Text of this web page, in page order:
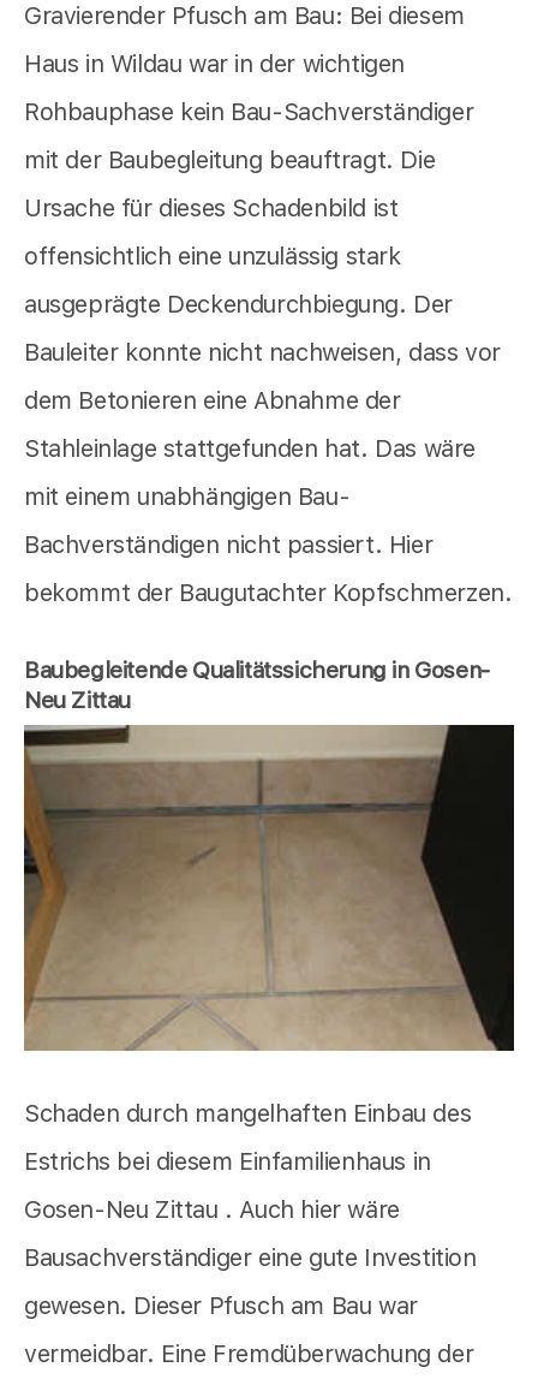
Gravierender Pfusch am Bau: Bei diesem
Haus in Wildau war in der wichtigen
Rohbauphase kein Bau-Sachverständiger
mit der Baubegleitung beauftragt. Die
Ursache für dieses Schadenbild ist
offensichtlich eine unzulässig stark
ausgeprägte Deckendurchbiegung. Der
Bauleiter konnte nicht nachweisen, dass vor
dem Betonieren eine Abnahme der
Stahleinlage stattgefunden hat. Das wäre
mit einem unabhängigen Bau-
Bachverständigen nicht passiert. Hier
bekommt der Baugutachter Kopfschmerzen.
Baubegleitende Qualitätssicherung in Gosen-
Neu Zittau
Schaden durch mangelhaften Einbau des
Estrichs bei diesem Einfamilienhaus in
Gosen-Neu Zittau . Auch hier wäre
Bausachverständiger eine gute Investition
gewesen. Dieser Pfusch am Bau war
vermeidbar. Eine Fremdüberwachung der